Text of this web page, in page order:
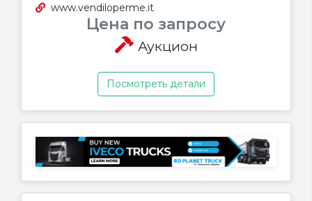
www.vendiloperme.it
Цена по запросу
Аукцион
Посмотреть детали